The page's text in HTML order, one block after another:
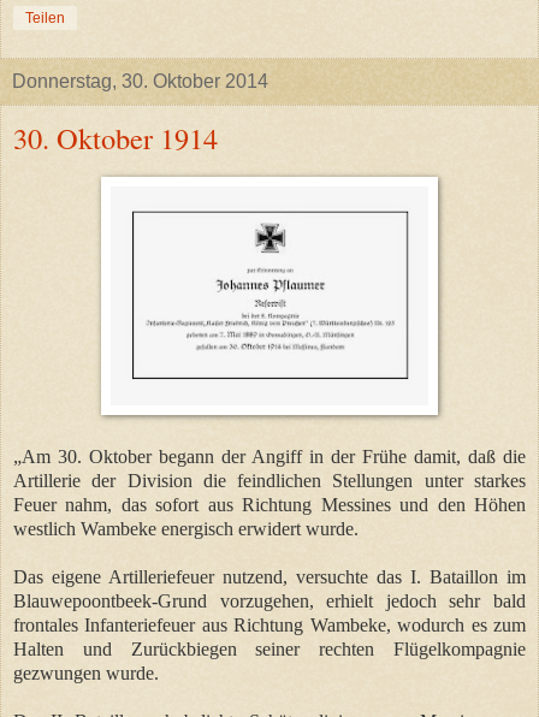
Teilen
Donnerstag, 30. Oktober 2014
30. Oktober 1914
„Am 30. Oktober begann der Angiff in der Frühe damit, daß die
Artillerie der Division die feindlichen Stellungen unter starkes
Feuer nahm, das sofort aus Richtung Messines und den Höhen
westlich Wambeke energisch erwidert wurde.
Das eigene Artilleriefeuer nutzend, versuchte das I. Bataillon im
Blauwepoontbeek-Grund vorzugehen, erhielt jedoch sehr bald
frontales Infanteriefeuer aus Richtung Wambeke, wodurch es zum
Halten und Zurückbiegen seiner rechten Flügelkompagnie
gezwungen wurde.